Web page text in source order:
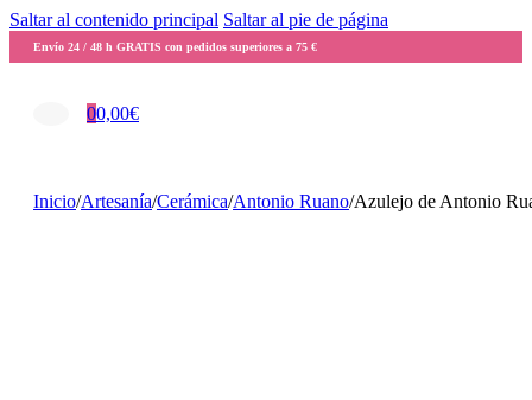
Saltar al contenido principal Saltar al pie de página
Envío 24 / 48 h GRATIS con pedidos superiores a 75 €
00,00€
Inicio/Artesanía/Cerámica/Antonio Ruano/Azulejo de Antonio